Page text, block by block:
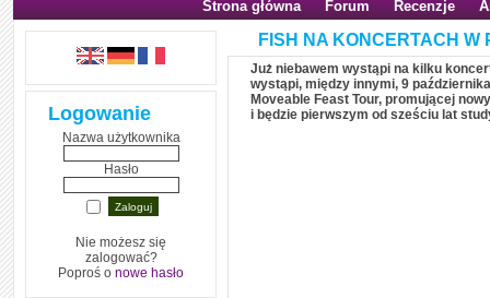
Strona główna Forum Recenzje
Logowanie
Nazwa użytkownika
Hasło
Nie możesz się
zalogować?
Poproś o nowe hasło
FISH NA KONCERTACH W
Już niebawem wystąpi na kilku
wystąpi, między innymi, 9
Moveable Feast Tour, promującej
i będzie pierwszym od sześciu lat